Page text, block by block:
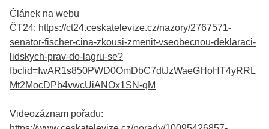
Článek na webu
ČT24: https://ct24.ceskatelevize.cz/nazory/2767571-
senator-fischer-cina-zkousi-zmenit-vseobecnou-deklaraci-
lidskych-prav-do-lagru-se?
fbclid=IwAR1s850PWD0OmDbC7dtJzWaeGHoHT4yRRL
Mt2MocDPb4vwcUiANOx1SN-qM
Videozáznam pořadu: